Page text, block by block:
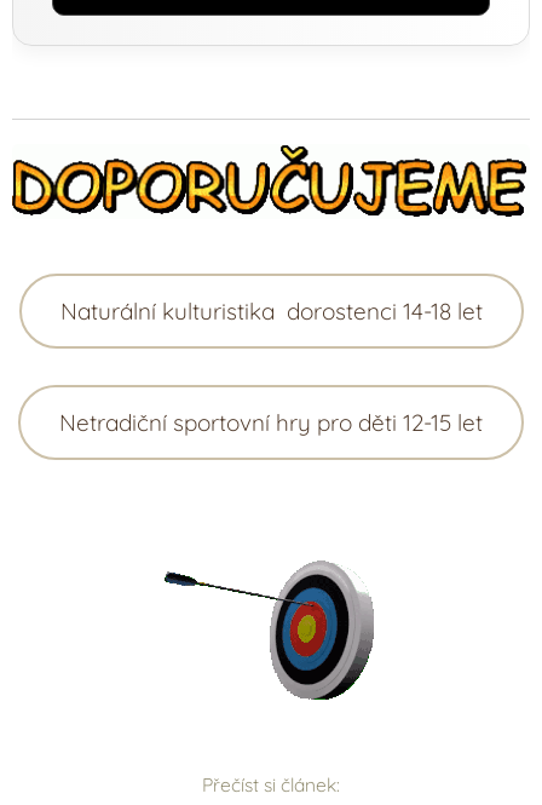
Naturální kulturistika dorostenci 14-18 let
Netradiční sportovní hry pro děti 12-15 let
Přečíst si článek: